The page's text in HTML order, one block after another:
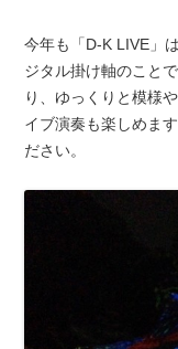
今年も「D-K LIVE」
ジタル掛け軸のこと
り、ゆっくりと模様
イブ演奏も楽しめま
ださい。